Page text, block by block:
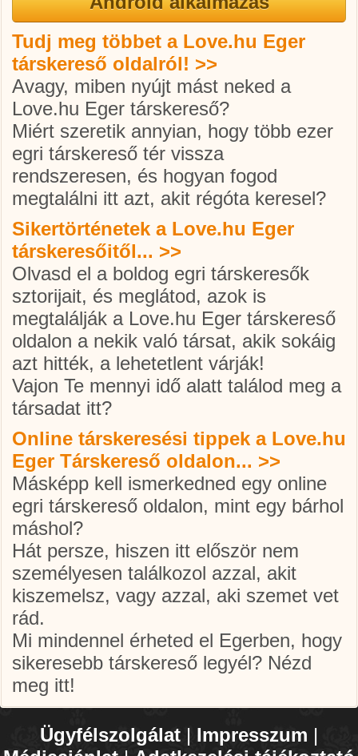
Tudj meg többet a Love.hu Eger
társkereső oldalról! >>
Avagy, miben nyújt mást neked a
Love.hu Eger társkereső?
Miért szeretik annyian, hogy több ezer
egri társkereső tér vissza
rendszeresen, és hogyan fogod
megtalálni itt azt, akit régóta keresel?
Sikertörténetek a Love.hu Eger
társkeresőitől... >>
Olvasd el a boldog egri társkeresők
sztorijait, és meglátod, azok is
megtalálják a Love.hu Eger társkereső
oldalon a nekik való társat, akik sokáig
azt hitték, a lehetetlent várják!
Vajon Te mennyi idő alatt találod meg a
társadat itt?
Online társkeresési tippek a Love.hu
Eger Társkereső oldalon... >>
Másképp kell ismerkedned egy online
egri társkereső oldalon, mint egy bárhol
máshol?
Hát persze, hiszen itt először nem
személyesen találkozol azzal, akit
kiszemelsz, vagy azzal, aki szemet vet
rád.
Mi mindennel érheted el Egerben, hogy
sikeresebb társkereső legyél? Nézd
meg itt!
Ügyfélszolgálat | Impresszum |